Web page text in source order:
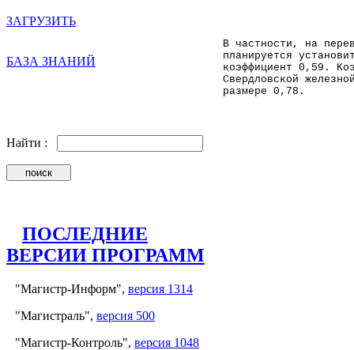
ЗАГРУЗИТЬ
БАЗА ЗНАНИЙ
Найти :
ПОСЛЕДНИЕ
ВЕРСИИ ПРОГРАММ
"Магистр-Информ", версия 1314
"Магистраль", версия 500
"Магистр-Контроль", версия 1048
В частности, на
планируется
коэффициент 0,59.
Свердловской
размере 0,78.